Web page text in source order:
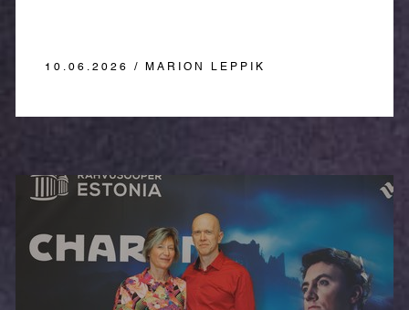
10.06.2026 / MARION LEPPIK